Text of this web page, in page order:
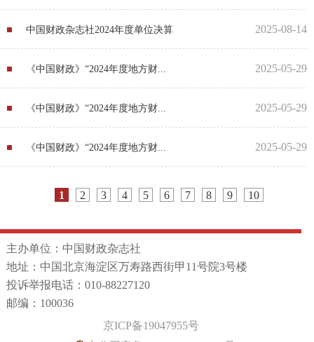
中国财政杂志社2024年度单位决算 2025-08-14
《中国财政》“2024年度地方财... 2025-05-29
《中国财政》“2024年度地方财... 2025-05-29
《中国财政》“2024年度地方财... 2025-05-29
1 2 3 4 5 6 7 8 9 10
主办单位：中国财政杂志社
地址：中国北京海淀区万寿路西街甲11号院3号楼
投诉举报电话：010-88227120
邮编：100036
京ICP备19047955号